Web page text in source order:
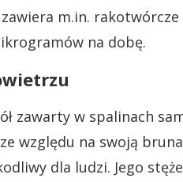
m.in.
na dobę.
zawarty w spalinach
względu na swoją
dla ludzi. Jego